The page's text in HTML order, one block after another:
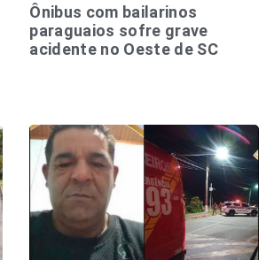
Ônibus com bailarinos
paraguaios sofre grave
acidente no Oeste de SC